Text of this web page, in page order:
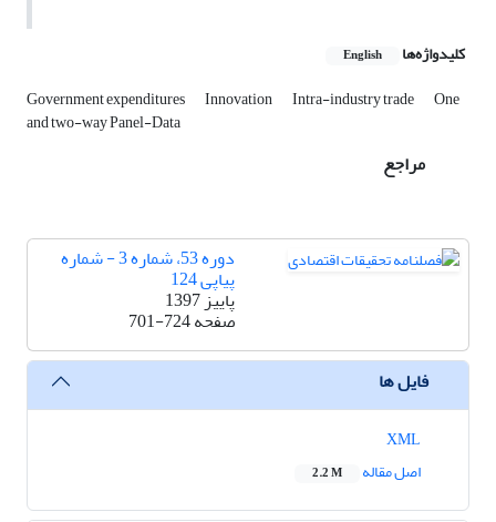
کلیدواژه‌ها English
Government expenditures Innovation Intra-industry trade One
and two-way Panel-Data
مراجع
دوره 53، شماره 3 - شماره
پیاپی 124
پاییز 1397
صفحه701-724
فایل ها
اصل مقاله
2.2 M